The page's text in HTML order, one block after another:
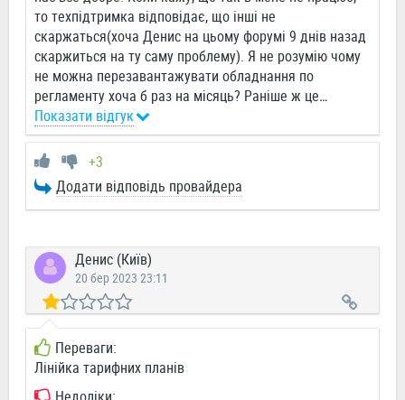
то техпідтримка відповідає, що інші не
скаржаться(хоча Денис на цьому форумі 9 днів назад
скаржиться на ту саму проблему). Я не розумію чому
не можна перезавантажувати обладнання по
регламенту хоча б раз на місяць? Раніше ж це…
Показати відгук
+3
Додати відповідь провайдера
Денис (Київ)
20 бер 2023 23:11
Переваги:
Лінійка тарифних планів